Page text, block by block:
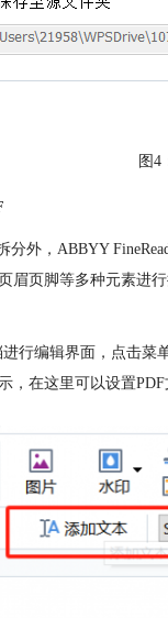
图4
分外，ABBYY
眉页脚等多种元素进
行编辑界面，点击
，在这里可以设置PDF